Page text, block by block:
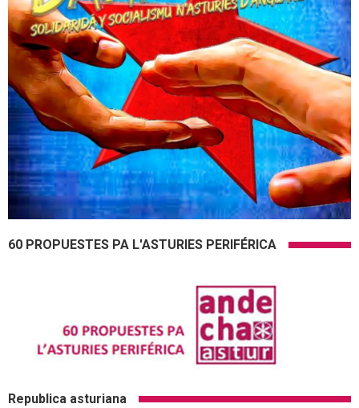
60 PROPUESTES PA L'ASTURIES PERIFÉRICA
Republica asturiana